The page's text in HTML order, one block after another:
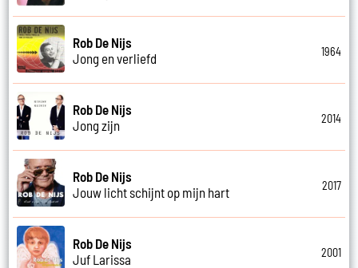
Rob De Nijs
Jong en verliefd
1964
Rob De Nijs
Jong zijn
2014
Rob De Nijs
Jouw licht schijnt op mijn hart
2017
Rob De Nijs
Juf Larissa
2001